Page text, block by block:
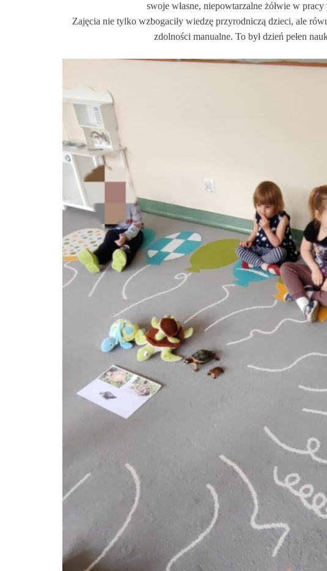
swoje własne, niepowtarzalne żółwie w pracy
Zajęcia nie tylko wzbogaciły wiedzę przyrodniczą dzieci, ale
zdolności manualne. To był dzień pełen